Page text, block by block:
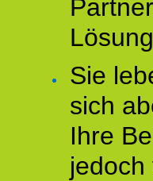
Sie
sich
Ihre